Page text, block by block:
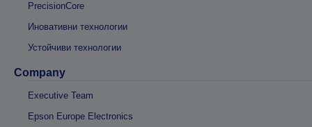
PrecisionCore
Иновативни технологии
Устойчиви технологии
Company
Executive Team
Epson Europe Electronics